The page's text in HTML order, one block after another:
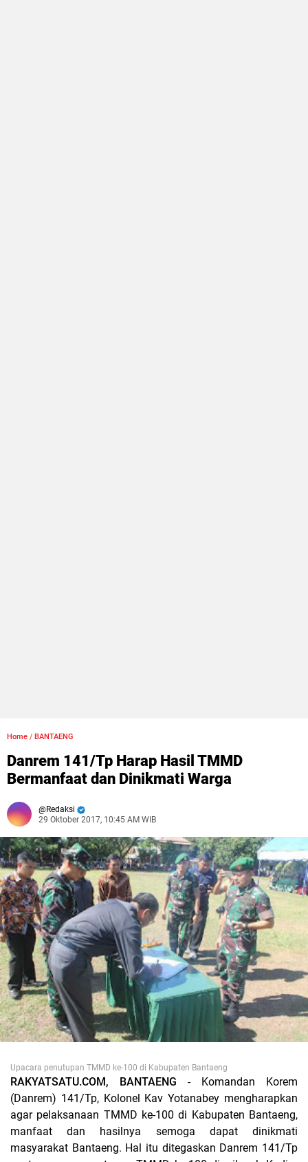
Home / BANTAENG
Danrem 141/Tp Harap Hasil TMMD
Bermanfaat dan Dinikmati Warga
Redaksi
29 Oktober 2017, 10:45 AM WIB
Upacara penutupan TMMD ke-100 di Kabupaten Bantaeng
RAKYATSATU.COM, BANTAENG - Komandan Korem
(Danrem) 141/Tp, Kolonel Kav Yotanabey mengharapkan
agar pelaksanaan TMMD ke-100 di Kabupaten Bantaeng,
manfaat dan hasilnya semoga dapat dinikmati
masyarakat Bantaeng. Hal itu ditegaskan Danrem 141/Tp